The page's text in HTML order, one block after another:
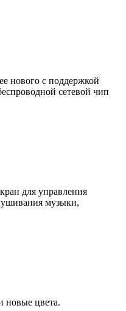
нового с поддержкой
сетевой чип
для управления
музыки,
новые цвета.